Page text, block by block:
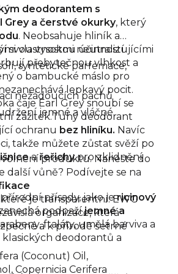
deodorantem s
Grey a čerstvé okurky, který
. Neobsahuje hliník a
vlastnostmi neutralizujícími
přebytečnou vlhkost a
o bambucké máslo pro
lepkavý pocit.
čaje Earl Grey snoubí se
zážitek.Tuhý deodorant
ochranu bez hliníku. Navíc
takže můžete zůstat svěží po
ařeřichypro zklidnění
přísady, jako jericinový
podpažíjemné a
ftaláty, umělá barviva a
deodorantů a
svou vysokou účinností
syntetické parfemace,
nežádoucích pachů
jemné a vláčné
produktu. Naneste do
další vůně? Podívejte se na
které je transparentní. EWG
organizace, která
a k přírodě šetrné
(Coconut) Oil,
Copernicia Cerifera